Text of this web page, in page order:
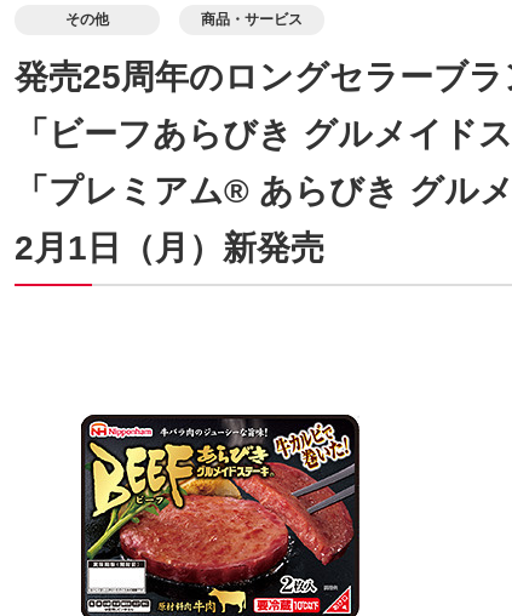
その他 商品・サービス
発売25周年のロングセラーブラ
「ビーフあらびき グルメイド
「プレミアム® あらびき グル
2月1日（月）新発売